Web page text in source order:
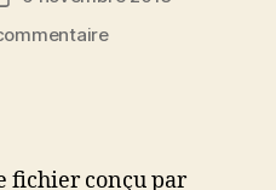
sur
fichier conçu par